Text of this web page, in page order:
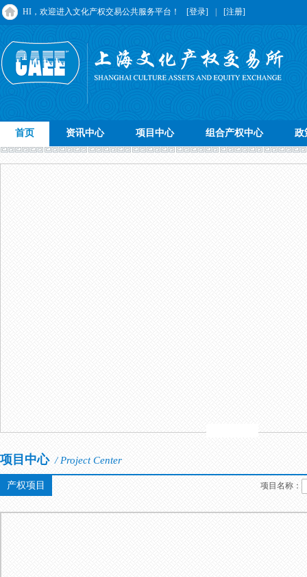
HI，欢迎进入文化产权交易公共服务平台！ [登录] [注册]
首页 资讯中心 项目中心 组合产权中心 政
项目中心 / Project Center
产权项目 项目名称：